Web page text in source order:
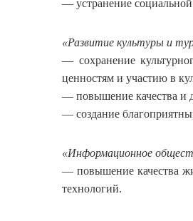
— устранение
«Развитие культуры и
— сохранение
ценностям и участию в
— повышение качества и
— создание
«Информационное
— повышение качества
технологий.